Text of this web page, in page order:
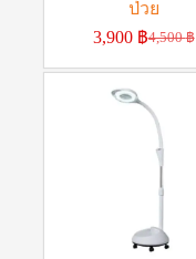
ป่วย
4,500฿
3,900 ฿